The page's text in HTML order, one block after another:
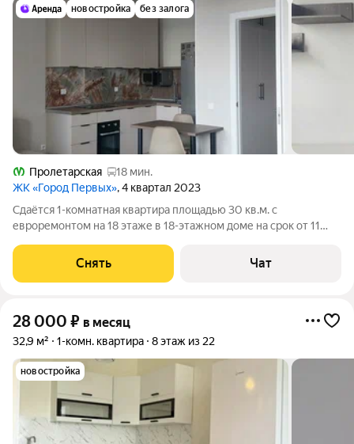
новостройка без залога
Пролетарская
18 мин.
ЖК «Город Первых», 4 квартал 2023
Сдаётся 1-комнатная квартира площадью 30 кв.м. с
евроремонтом на 18 этаже в 18-этажном доме на срок от 11
Холодильник Микроволновка Дом - монолитный. Жилец
оплачивает все коммунальные
Снять Чат
28 000 ₽ в месяц
32,9 м² 1-комн. квартира 8 этаж из 22
новостройка